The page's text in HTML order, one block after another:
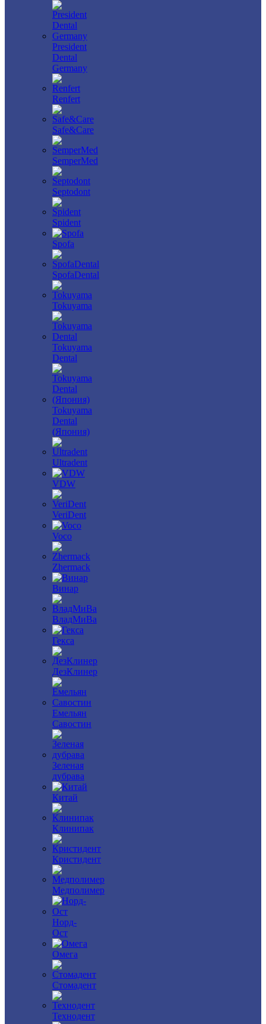
President
Dental
Germany
Renfert
Safe&Care
SemperMed
Septodont
Spident
Spofa
SpofaDental
Tokuyama
Tokuyama
Dental
Tokuyama
Dental
(Япония)
Ultradent
VDW
VeriDent
Voco
Zhermack
Винар
ВладМиВа
Гекса
ДезКлинер
Емельян
Савостин
Зеленая
дубрава
Китай
Клинипак
Кристидент
Медполимер
Норд-
Ост
Омега
Стомадент
Технодент